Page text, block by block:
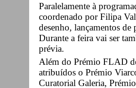
Paralelamente à
coordenado por Filipa
desenho, lançamentos de
Durante a feira vai ser
prévia.
Além do Prémio FLAD
atribuídos o Prémio
Curatorial Galeria,